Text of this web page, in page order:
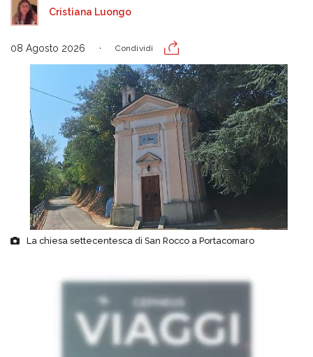
Cristiana Luongo
08 Agosto 2026 Condividi
La chiesa settecentesca di San Rocco a Portacomaro